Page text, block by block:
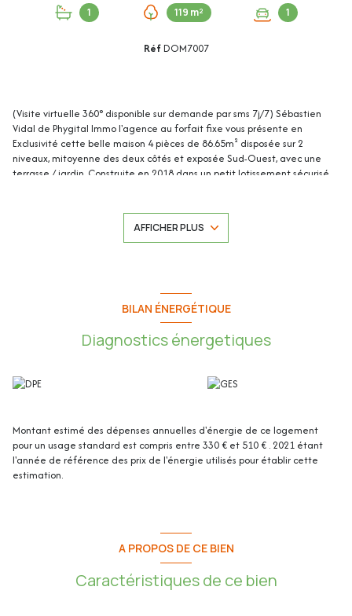
1 119 m² 1
RéfDOM7007
(Visite virtuelle 360° disponible sur demande par sms 7j/7) Sébastien
Vidal de Phygital Immo l'agence au forfait fixe vous présente en
Exclusivité cette belle maison 4 pièces de 86.65m² disposée sur 2
niveaux, mitoyenne des deux côtés et exposée Sud-Ouest, avec une
terrasse / jardin. Construite en 2018 dans un petit lotissement sécurisé
Deux cabanons et une place de parking privative extérieure complètent
- Dégagement
- Chambre 1
- Chambre 2
- Chambre 3
Les plus de la maison :
AFFICHER PLUS
BILAN ÉNERGÉTIQUE
Diagnostics énergetiques
Montant estimé des dépenses annuelles d'énergie de ce logement
pour un usage standard est compris entre 330 € et 510 € . 2021 étant
l'année de référence des prix de l'énergie utilisés pour établir cette
estimation.
A PROPOS DE CE BIEN
Caractéristiques de ce bien